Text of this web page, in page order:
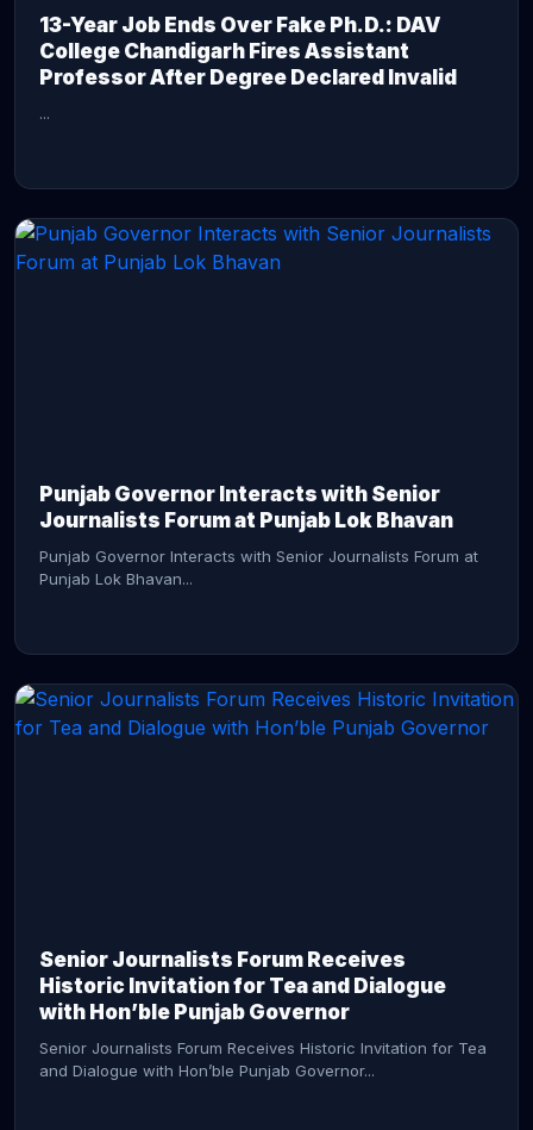
13-Year Job Ends Over Fake Ph.D.: DAV
College Chandigarh Fires Assistant
Professor After Degree Declared Invalid
...
Punjab Governor Interacts with Senior
Journalists Forum at Punjab Lok Bhavan
Punjab Governor Interacts with Senior Journalists Forum at
Punjab Lok Bhavan...
Senior Journalists Forum Receives
Historic Invitation for Tea and Dialogue
with Hon’ble Punjab Governor
Senior Journalists Forum Receives Historic Invitation for Tea
and Dialogue with Hon’ble Punjab Governor...